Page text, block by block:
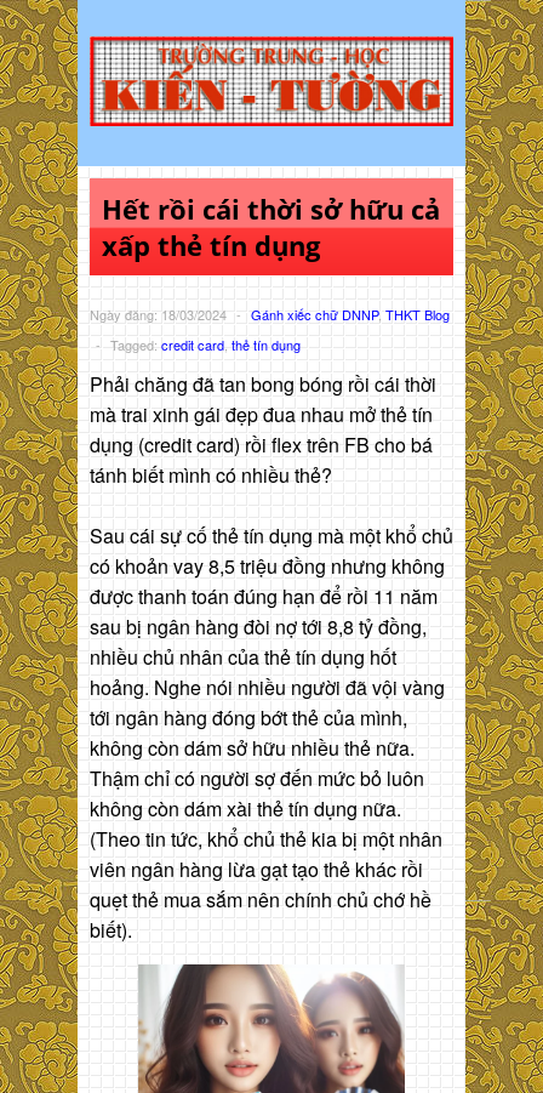
Hết rồi cái thời sở hữu cả
xấp thẻ tín dụng
Ngày đăng: 18/03/2024 - Gánh xiếc chữ DNNP, THKT Blog
- Tagged: credit card thẻ tín dụng
Phải chăng đã tan bong bóng rồi cái thời
mà trai xinh gái đẹp đua nhau mở thẻ tín
dụng (credit card) rồi flex trên FB cho bá
tánh biết mình có nhiều thẻ?
Sau cái sự cố thẻ tín dụng mà một khổ chủ
có khoản vay 8,5 triệu đồng nhưng không
được thanh toán đúng hạn để rồi 11 năm
sau bị ngân hàng đòi nợ tới 8,8 tỷ đồng,
nhiều chủ nhân của thẻ tín dụng hốt
hoảng. Nghe nói nhiều người đã vội vàng
tới ngân hàng đóng bớt thẻ của mình,
không còn dám sở hữu nhiều thẻ nữa.
Thậm chỉ có người sợ đến mức bỏ luôn
không còn dám xài thẻ tín dụng nữa.
(Theo tin tức, khổ chủ thẻ kia bị một nhân
viên ngân hàng lừa gạt tạo thẻ khác rồi
quẹt thẻ mua sắm nên chính chủ chớ hề
biết).